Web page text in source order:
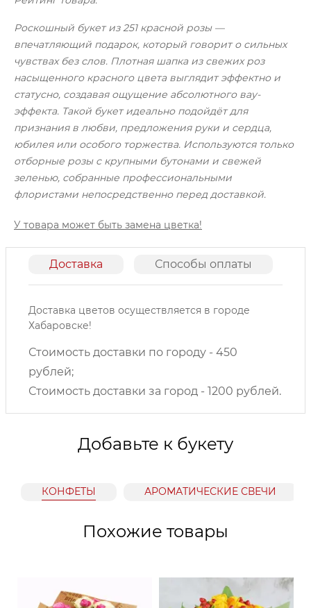
Роскошный букет из 251 красной розы —
впечатляющий подарок, который говорит о сильных
чувствах без слов. Плотная шапка из свежих роз
насыщенного красного цвета выглядит эффектно и
статусно, создавая ощущение абсолютного вау-
эффекта. Такой букет идеально подойдёт для
признания в любви, предложения руки и сердца,
юбилея или особого торжества. Используются только
отборные розы с крупными бутонами и свежей
зеленью, собранные профессиональными
флористами непосредственно перед доставкой.
У товара может быть замена цветка!
Доставка Способы оплаты
Доставка цветов осуществляется в городе
Хабаровске!
Стоимость доставки по городу - 450
рублей;
Стоимость доставки за город - 1200 рублей.
Добавьте к букету
КОНФЕТЫ АРОМАТИЧЕСКИЕ СВЕЧИ
Похожие товары